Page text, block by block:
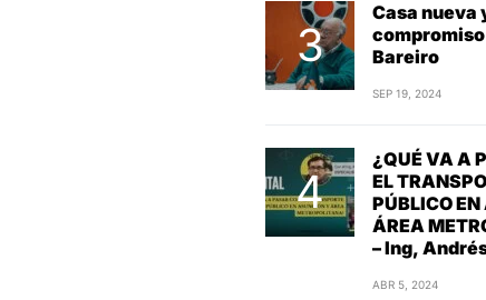
Casa nueva
Bareiro
SEP 19, 2024
¿QUÉ VA A
EL
PÚBLICO
ÁREA
– Ing,
ABR 5, 2024